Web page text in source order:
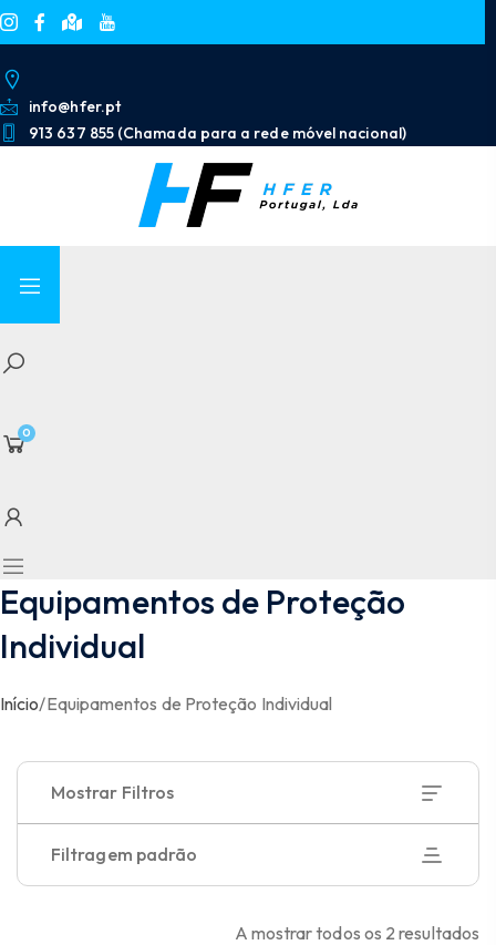
info@hfer.pt
913 637 855 (Chamada para a rede móvel nacional)
0
Equipamentos de Proteção
Individual
Início/Equipamentos de Proteção Individual
Mostrar Filtros
Filtragem padrão
A mostrar todos os 2 resultados